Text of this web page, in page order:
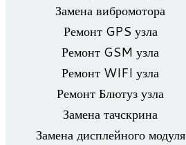
Замена виб­ро­мо­тора
Ремонт GPS узла
Ремонт GSM узла
Ремонт WIFI узла
Ремонт Блю­туз узла
Замена тач­скрина
Замена дис­плей­ного модуля